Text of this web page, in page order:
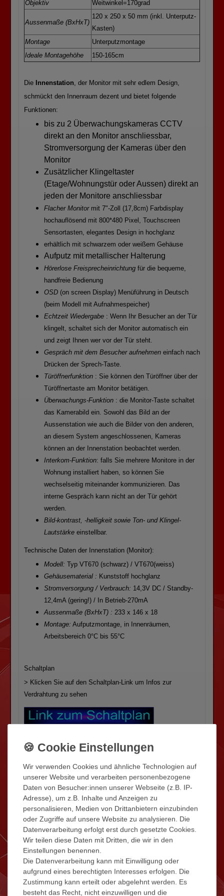
Objektiv Weitwinkel=170grad
Aussenmaße (BxHxT)
120 x 250 x 50 mm (inkl. Unterputz-
Kasten)
Montage
Unterputzmontage
Ideale Montagehöhe
150-165cm
Die Innenstation , der Monitor mit sehr edlem Design,
schmückt den Innenraum dezent und bietet folgende
Funktionen:
bis zu 2 Überwachungskameras CCTV
direkt an den Monitor anschliessbar,
Stromversorgung der Kameras über den
Monitor
Zusätzlicher Klingeltaster
(Etage/Wohnungstür oder Aussen) direkt an
jeden der Monitore anschliessbar
Flacher Monitor mit 7"-Zoll (17,8cm) Farbdisplay
hochauflösend mit 800*480 Pixel, Touchscreen
Sensortasten, elegantes Design in hochglanz
erhältlich mit schwarzem oder weißem Gehäuse
Aufputz mit metallischer Halterung
Hörerlose Freisprecheinrichtung für die bequeme,
handfreie Bedienung
OSD (on screen Display) Menüführung in Deutsch
(beim Modell mit Aufnahmespeicher)
Echtzeit Wiedergabe : Wenn Ihr Besucher an der Tür
klingelt, schaltet sich der Monitor automatisch ein
und zeigt Ihnen wer vor der Tür steht.
Gespräch mit dem Besucher aufnehmen einfach nach
Drücken der Sprech-Taste.
Türöffnerfunktion : Sie können den Türöffner über der
Türöffnertaste am Monitor betätigen.
Überwachungs-Funktion : die Monitor-Taste schaltet
das Kamerabild ein. Sowohl das Bild an der
Aussenstation wie auch die Bilder von den anderen,
an diesem System angeschlossenen, Kameras
können an der Innenstation beobachtet werden.
Interkom-Funktion: falls Sie mehrere Monitore in der
Wohnung installiert haben, so können Sie
wechselseitig miteinander kommunizieren. Das
interne Gespräch kann nicht an der Tür gehört
werden.
Bild-kontrast, -helligkeit sowie Ton- und Klingel-
Lautstärke einstellbar.
Technische Daten der Innenstation (Monitor):
Modell: Typ VT670 (schwarz) / VT670(weiss)
Gehäusematerial : Kunststoff hochglanz
Stromversorgung / Verbrauch: 14,3V DC / Standby-
12,4mA (gering!) / In Betrieb-270mA
Aussenmaße (BxHxT) : 233 x 146 x 18
Montage: Aufputzmontage, in Innenräumen,
Arbeitsbereich 0°C bis 55°C
Schaltplan
> Klicken Sie auf den Schaltplan-Link um Infos zur
Verdrahtung zu sehen
Lieferumfang - Sie bekommen eine
Sprechanlage mit folgenden Teilen:
1x Aussenstation Typ- VT563 (mit 3
Klingeltasten) (Edelstahl)
3x Innenstation Typ- VT670 schw. (7" =
17,8cm)
3x Trafo 14,3V (auch zur
Hutschienenmontage geeignet)
Deutsche Bedienungsanleitung und
Schaltplan
Rechnung mit ausgewiesener MwSt.
2 Jahre Garantie
Wir verwenden Cookies und ähnliche Technologien auf
unserer Website und verarbeiten personenbezogene
Daten von Besucher:innen unserer Webseite (z.B. IP-
Adresse), um z.B. Inhalte und Anzeigen zu
personalisieren, Medien von Drittanbietern einzubinden
oder Zugriffe auf unsere Website zu analysieren. Die
Datenverarbeitung erfolgt erst durch gesetzte Cookies.
Wir teilen diese Daten mit Dritten, die wir in den
Einstellungen benennen.
Die Datenverarbeitung kann mit Einwilligung oder
aufgrund eines berechtigten Interesses erfolgen. Die
Zustimmung kann erteilt oder abgelehnt werden. Es
besteht das Recht, nicht einzuwilligen und die